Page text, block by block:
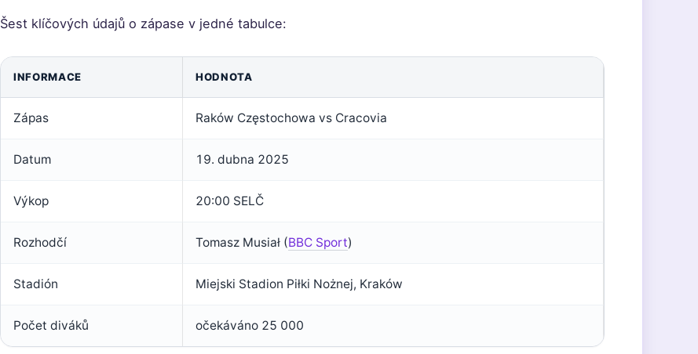
Šest klíčových údajů o zápase v jedné tabulce:
INFORMACE HODNOTA
Zápas Raków Częstochowa vs Cracovia
Datum 19. dubna 2025
Výkop 20:00 SELČ
Rozhodčí Tomasz Musiał (BBC Sport)
Stadión Miejski Stadion Piłki Nożnej, Kraków
Počet diváků očekáváno 25 000